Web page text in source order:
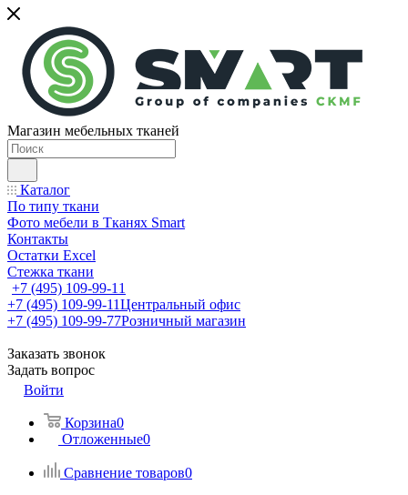
Магазин мебельных тканей
Каталог
По типу ткани
Фото мебели в Тканях Smart
Контакты
Остатки Excel
Стежка ткани
+7 (495) 109-99-11
+7 (495) 109-99-11Центральный офис
+7 (495) 109-99-77Розничный магазин
Заказать звонок
Задать вопрос
Войти
Корзина0
Отложенные0
Сравнение товаров0